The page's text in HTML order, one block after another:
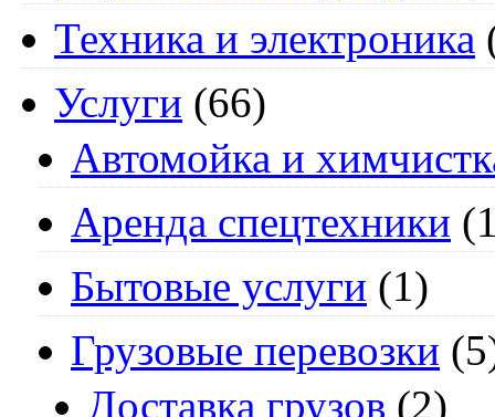
Техника и электроника
Услуги (66)
Автомойка и
Аренда спецтехники
Бытовые услуги (1)
Грузовые перевозки
Доставка грузов (2)